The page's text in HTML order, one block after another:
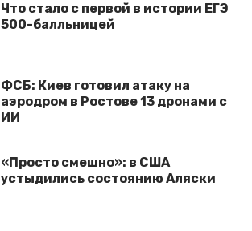
Что стало с первой в истории ЕГЭ
500-балльницей
ФСБ: Киев готовил атаку на
аэродром в Ростове 13 дронами с
ИИ
«Просто смешно»: в США
устыдились состоянию Аляски